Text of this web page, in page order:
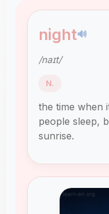
night🔊
/naɪt/
N.
the time when
people sleep,
sunrise.